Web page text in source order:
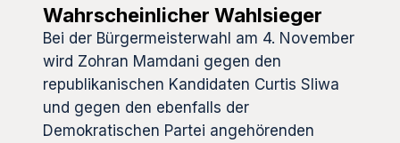
Wahrscheinlicher Wahlsieger
Bei der Bürgermeisterwahl am 4. November
wird Zohran Mamdani gegen den
republikanischen Kandidaten Curtis Sliwa
und gegen den ebenfalls der
Demokratischen Partei angehörenden